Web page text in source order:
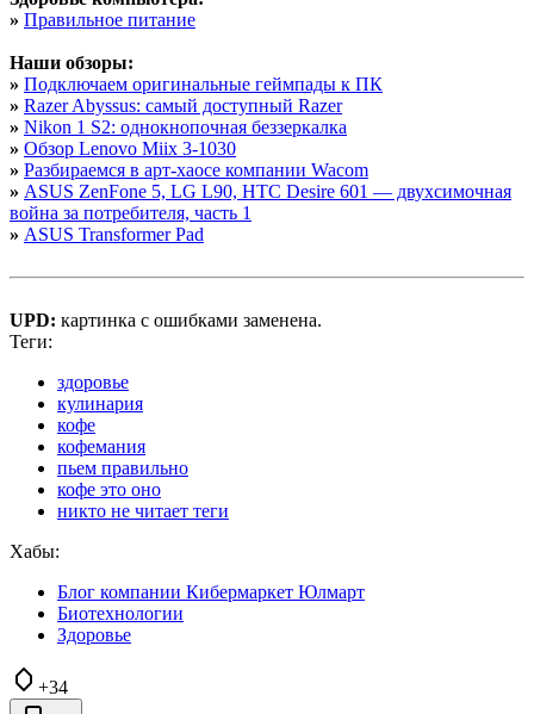
» Правильное питание
Наши обзоры:
» Подключаем оригинальные геймпады к ПК
» Razer Abyssus: самый доступный Razer
» Nikon 1 S2: однокнопочная беззеркалка
» Обзор Lenovo Miix 3-1030
» Разбираемся в арт-хаосе компании Wacom
» ASUS ZenFone 5, LG L90, HTC Desire 601 — двухсимочная
война за потребителя, часть 1
» ASUS Transformer Pad
UPD: картинка с ошибками заменена.
Теги:
здоровье
кулинария
кофе
кофемания
пьем правильно
кофе это оно
никто не читает теги
Хабы:
Блог компании Кибермаркет Юлмарт
Биотехнологии
Здоровье
+34